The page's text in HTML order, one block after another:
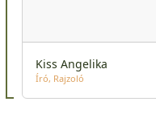
Kiss Angelika
Író Rajzoló